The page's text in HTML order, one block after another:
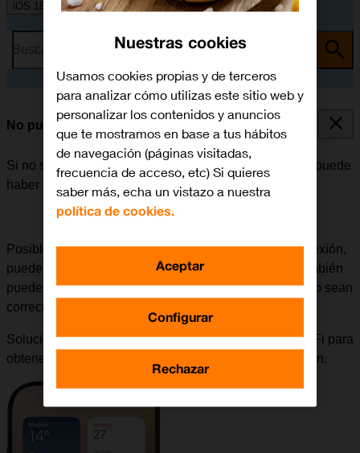
iOS 18
Busca por problema o tema
No puedo utilizar la función de Wi-Fi
Si no se puede utilizar la función de Wi-Fi en el móvil, puede
haber varias causas posibles al problema.
Posible causa 3 de 3:Si una red Wi-Fi rechaza la conexión,
puede deberse a que hay un fallo en la red Wi-Fi o también
puede ser que los datos para establecer la conexión no sean
correctos.
Solución:Contactar con el administrador de la red Wi-Fi para
obtener los datos correctos y poder establecer conexión.
Nuestras cookies
Usamos cookies propias y de terceros
para analizar cómo utilizas este sitio web y
personalizar los contenidos y anuncios
que te mostramos en base a tus hábitos
de navegación (páginas visitadas,
frecuencia de acceso, etc) Si quieres
saber más, echa un vistazo a nuestra
política de cookies.
Configurar
Rechazar
Aceptar